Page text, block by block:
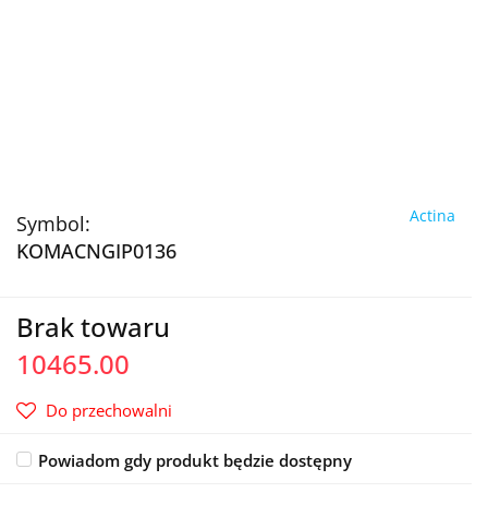
Symbol:
KOMACNGIP0136
Actina
Brak towaru
10465.00
Do przechowalni
Powiadom gdy produkt będzie dostępny